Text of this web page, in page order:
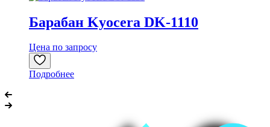
Барабан Kyocera DK-1110
Цена по запросу
Подробнее